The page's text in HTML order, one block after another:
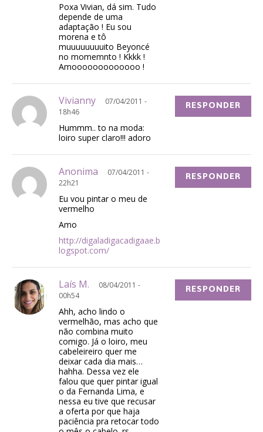
Poxa Vivian, dá sim. Tudo
depende de uma
adaptação ! Eu sou
morena e tô
muuuuuuuuito Beyoncé
no momemnto ! Kkkk !
Amooooooooooooo !
Vivianny
07/04/2011 -
18h46
Hummm.. to na moda:
loiro super claro!!! adoro
RESPONDER
Anonima
07/04/2011 -
22h21
Eu vou pintar o meu de
vermelho
Amo
http://digaladigacadigaae.b
logspot.com/
RESPONDER
Laís M.
08/04/2011 -
00h54
Ahh, acho lindo o
vermelhão, mas acho que
não combina muito
comigo. Já o loiro, meu
cabeleireiro quer me
deixar cada dia mais…
hahha. Dessa vez ele
falou que quer pintar igual
o da Fernanda Lima, e
nessa eu tive que recusar
a oferta por que haja
paciência pra retocar todo
RESPONDER